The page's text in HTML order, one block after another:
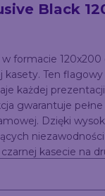
Black
w formacie
kasety. Ten
każdej
gwarantuje
Dzięki
kasecie na